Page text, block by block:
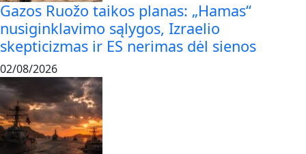
Gazos Ruožo taikos planas: „Hamas“
nusiginklavimo sąlygos, Izraelio
skepticizmas ir ES nerimas dėl sienos
02/08/2026